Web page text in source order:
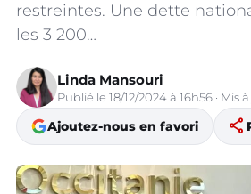
restreintes. Une dette
les 3 200…
Linda Mansouri
Publié le 18/12/2024 à 16h56 · Mis
Ajoutez-nous en favori share